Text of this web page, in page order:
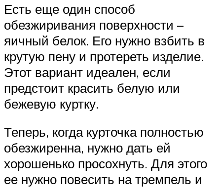
Есть еще один способ
обезжиривания поверхности –
яичный белок. Его нужно взбить в
крутую пену и протереть изделие.
Этот вариант идеален, если
предстоит красить белую или
бежевую куртку.
Теперь, когда курточка полностью
обезжиренна, нужно дать ей
хорошенько просохнуть. Для этого
ее нужно повесить на тремпель и